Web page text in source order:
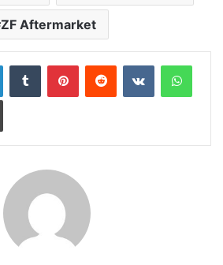
ZF Aftermarket
LinkedInTumblr PinterestReddit VKontakte
Yazdır